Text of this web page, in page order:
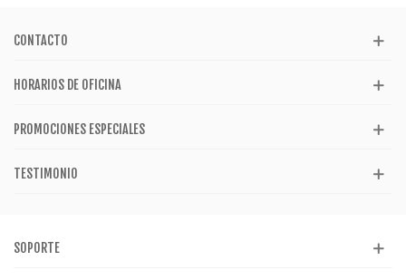
CONTACTO
HORARIOS DE OFICINA
PROMOCIONES ESPECIALES
TESTIMONIO
SOPORTE